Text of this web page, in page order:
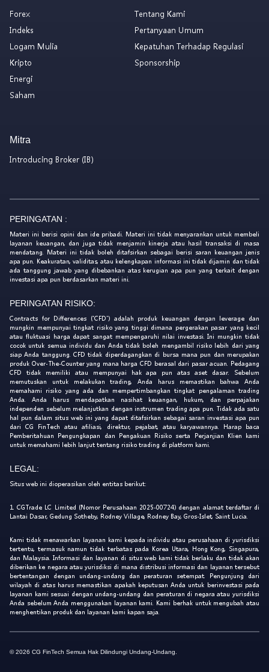
Forex
Indeks
Logam Mulia
Kripto
Energi
Saham
Tentang Kami
Pertanyaan Umum
Kepatuhan Terhadap Regulasi
Sponsorship
Mitra
Introducing Broker (IB)
PERINGATAN :
Materi ini berisi opini dan ide pribadi. Materi ini tidak menyarankan untuk membeli
layanan keuangan, dan juga tidak menjamin kinerja atau hasil transaksi di masa
mendatang. Materi ini tidak boleh ditafsirkan sebagai berisi saran keuangan jenis
apa pun. Keakuratan, validitas, atau kelengkapan informasi ini tidak dijamin dan tidak
ada tanggung jawab yang dibebankan atas kerugian apa pun yang terkait dengan
investasi apa pun berdasarkan materi ini.
PERINGATAN RISIKO:
Contracts for Differences ('CFD') adalah produk keuangan dengan leverage dan
mungkin mempunyai tingkat risiko yang tinggi dimana pergerakan pasar yang kecil
atau fluktuasi harga dapat sangat mempengaruhi nilai investasi. Ini mungkin tidak
cocok untuk semua individu dan Anda tidak boleh mengambil risiko lebih dari yang
siap Anda tanggung. CFD tidak diperdagangkan di bursa mana pun dan merupakan
produk Over-The-Counter yang mana harga CFD berasal dari pasar acuan. Pedagang
CFD tidak memiliki atau mempunyai hak apa pun atas aset dasar. Sebelum
memutuskan untuk melakukan trading, Anda harus memastikan bahwa Anda
memahami risiko yang ada dan mempertimbangkan tingkat pengalaman trading
Anda. Anda harus mendapatkan nasihat keuangan, hukum, dan perpajakan
independen sebelum melanjutkan dengan instrumen trading apa pun. Tidak ada satu
hal pun dalam situs web ini yang dapat ditafsirkan sebagai saran investasi apa pun
dari CG FinTech atau afiliasi, direktur, pejabat, atau karyawannya. Harap baca
Pemberitahuan Pengungkapan dan Pengakuan Risiko serta Perjanjian Klien kami
untuk memahami lebih lanjut tentang risiko trading di platform kami.
LEGAL:
Situs web ini dioperasikan oleh entitas berikut:
1. CGTrade LC Limited (Nomor Perusahaan 2025-00724) dengan alamat terdaftar di
Lantai Dasar, Gedung Sotheby, Rodney Village, Rodney Bay, Gros-Islet, Saint Lucia.
Kami tidak menawarkan layanan kami kepada individu atau perusahaan di yurisdiksi
tertentu, termasuk namun tidak terbatas pada Korea Utara, Hong Kong, Singapura,
dan Malaysia. Informasi dan layanan di situs web kami tidak berlaku dan tidak akan
diberikan ke negara atau yurisdiksi di mana distribusi informasi dan layanan tersebut
bertentangan dengan undang-undang dan peraturan setempat. Pengunjung dari
wilayah di atas harus memastikan apakah keputusan Anda untuk berinvestasi pada
layanan kami sesuai dengan undang-undang dan peraturan di negara atau yurisdiksi
Anda sebelum Anda menggunakan layanan kami. Kami berhak untuk mengubah atau
menghentikan produk dan layanan kami kapan saja.
© 2026 CG FinTech Semua Hak Dilindungi Undang-Undang.